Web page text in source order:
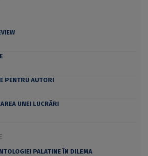
PENTRU AUTORI
UNEI LUCRĂRI
PALATINE ÎN DILEMA